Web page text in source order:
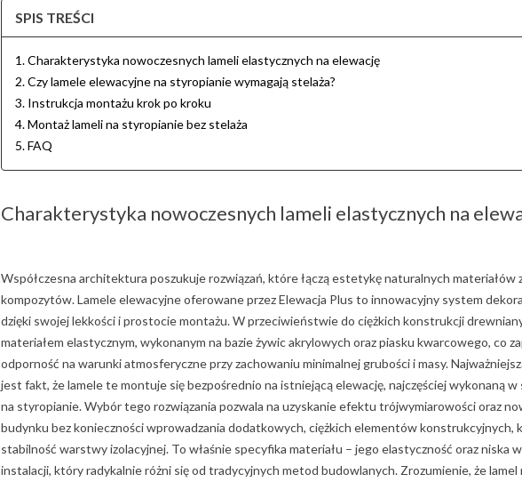
SPIS TREŚCI
1. Charakterystyka nowoczesnych lameli elastycznych na elewację
2. Czy lamele elewacyjne na styropianie wymagają stelaża?
3. Instrukcja montażu krok po kroku
4. Montaż lameli na styropianie bez stelaża
5. FAQ
Charakterystyka nowoczesnych lameli elastycznych na
Współczesna architektura poszukuje rozwiązań, które łączą estetykę naturalnych materiałów
kompozytów. Lamele elewacyjne oferowane przez Elewacja Plus to innowacyjny system
dzięki swojej lekkości i prostocie montażu. W przeciwieństwie do ciężkich konstrukcji
materiałem elastycznym, wykonanym na bazie żywic akrylowych oraz piasku kwarcowego, co
odporność na warunki atmosferyczne przy zachowaniu minimalnej grubości i masy.
jest fakt, że lamele te montuje się bezpośrednio na istniejącą elewację, najczęściej wykonaną
na styropianie. Wybór tego rozwiązania pozwala na uzyskanie efektu trójwymiarowości oraz
budynku bez konieczności wprowadzania dodatkowych, ciężkich elementów konstrukcyjnych,
stabilność warstwy izolacyjnej. To właśnie specyfika materiału – jego elastyczność oraz niska
instalacji, który radykalnie różni się od tradycyjnych metod budowlanych. Zrozumienie, że